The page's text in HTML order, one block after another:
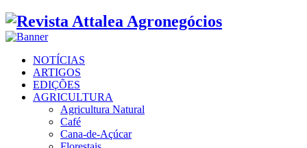
Facebook
Twitter
Instagram
Linkedin
Youtube
Email
NOTÍCIAS
ARTIGOS
EDIÇÕES
AGRICULTURA
Agricultura Natural
Café
Cana-de-Açúcar